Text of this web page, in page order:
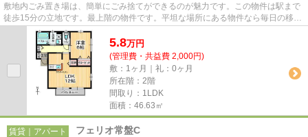
敷地内ごみ置き場は、簡単にごみ捨てができるのが魅力です。この物件は駅まで
徒歩15分の立地です。最上階の物件です。平坦な場所にある物件なら毎日の移動
も快適です。東武日光線新鹿...
5.8万円
(管理費・共益費 2,000円)
敷：1ヶ月｜礼：0ヶ月
所在階：2階
間取り：1LDK
面積：46.63㎡
賃貸｜アパート フェリオ常盤C